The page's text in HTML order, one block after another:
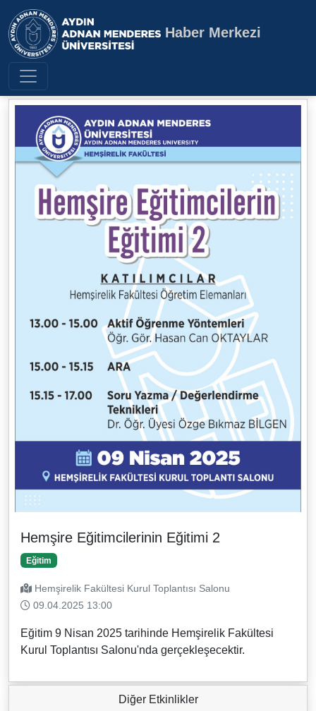
Aydın Adnan Menderes
Haber Merkezi
Hemşire Eğitimcilerinin Eğitimi 2
Eğitim
Hemşirelik Fakültesi Kurul Toplantısı Salonu
09.04.2025 13:00
Eğitim 9 Nisan 2025 tarihinde Hemşirelik Fakültesi
Kurul Toplantısı Salonu'nda gerçekleşecektir.
Diğer Etkinlikler